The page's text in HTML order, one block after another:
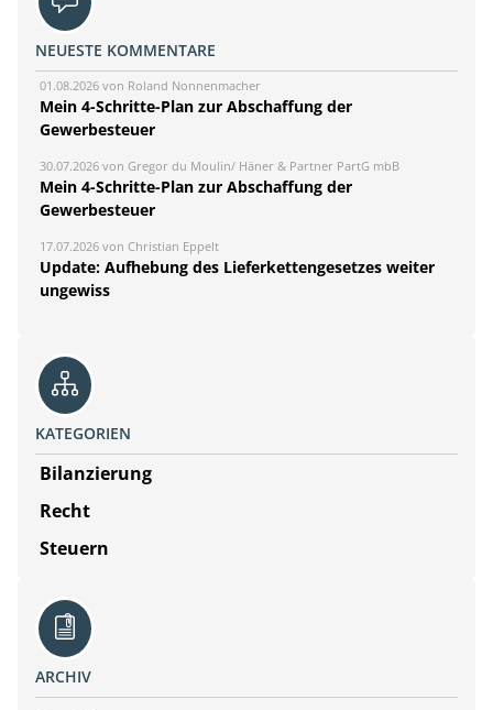
NEUESTE KOMMENTARE
01.08.2026 von Roland Nonnenmacher
Mein 4-Schritte-Plan zur Abschaffung der
Gewerbesteuer
30.07.2026 von Gregor du Moulin/ Häner & Partner PartG mbB
Mein 4-Schritte-Plan zur Abschaffung der
Gewerbesteuer
17.07.2026 von Christian Eppelt
Update: Aufhebung des Lieferkettengesetzes weiter
ungewiss
KATEGORIEN
Bilanzierung
Recht
Steuern
ARCHIV